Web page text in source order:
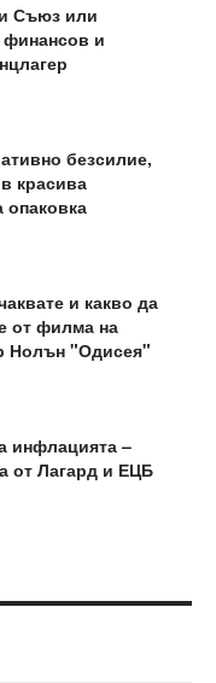
Съюз или
и
безсилие,
красива
опаковка
и какво да
от филма на
Нолън "Одисея"
инфлацията –
от Лагард и ЕЦБ